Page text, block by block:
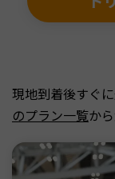
現地到着後すぐ
のプラン一覧か